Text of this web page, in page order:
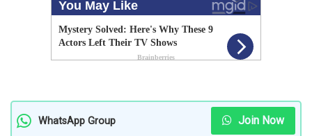
WhatsApp Group Join Now